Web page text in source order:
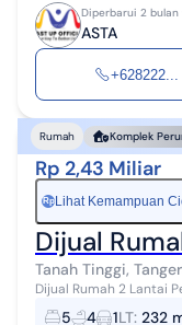
Diperbarui 2 bulan
ASTA
+628222...
Rumah Komplek
Rp 2,43 Miliar
Rp Lihat Kemampuan
Dijual
Tanah Tinggi,
Dijual Rumah 2 Lantai
Tangerang Rp 2 M 430 juta Cash Bisa Kpr Bank LT 232 m² Bangunan
5 4 1LT: 232